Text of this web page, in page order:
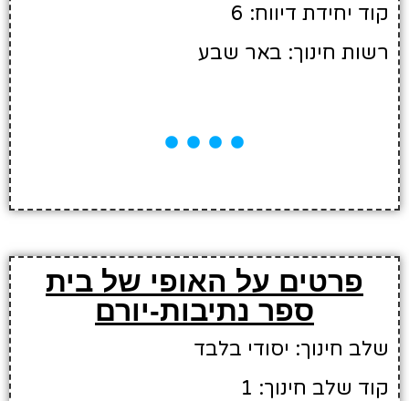
קוד יחידת דיווח: 6
רשות חינוך: באר שבע
פרטים על האופי של בית
ספר נתיבות-יורם
שלב חינוך: יסודי בלבד
קוד שלב חינוך: 1